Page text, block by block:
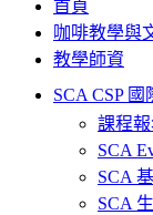
首頁
咖啡教學與
教學師資
SCA CSP
課程
SCA
SCA
SCA